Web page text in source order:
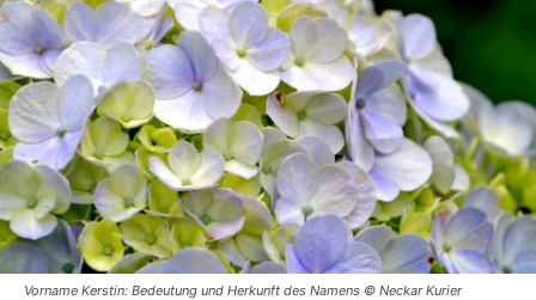
Vorname Kerstin: Bedeutung und Herkunft des Namens © Neckar Kurier